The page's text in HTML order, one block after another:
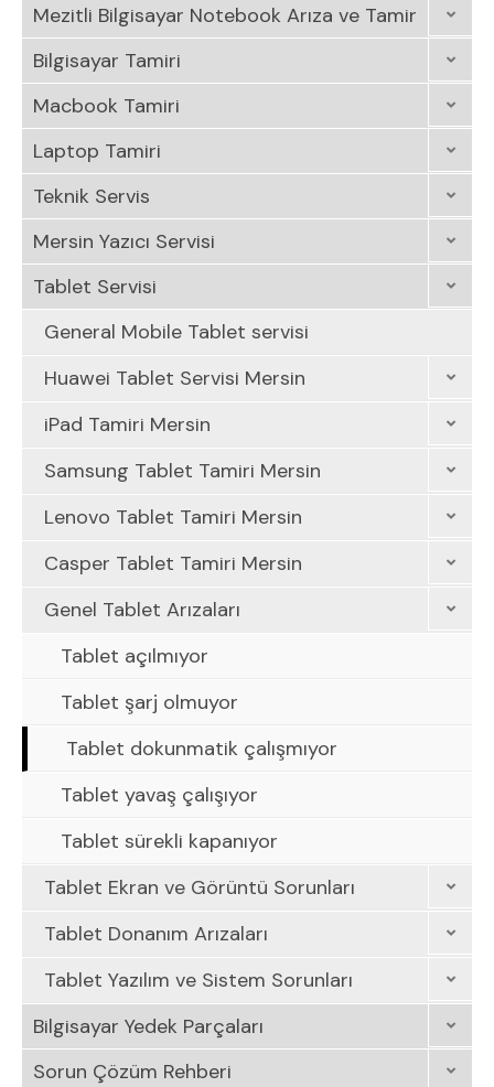
Mezitli Bilgisayar Notebook Arıza ve Tamir
Bilgisayar Tamiri
Macbook Tamiri
Laptop Tamiri
Teknik Servis
Mersin Yazıcı Servisi
Tablet Servisi
General Mobile Tablet servisi
Huawei Tablet Servisi Mersin
iPad Tamiri Mersin
Samsung Tablet Tamiri Mersin
Lenovo Tablet Tamiri Mersin
Casper Tablet Tamiri Mersin
Genel Tablet Arızaları
Tablet açılmıyor
Tablet şarj olmuyor
Tablet dokunmatik çalışmıyor
Tablet yavaş çalışıyor
Tablet sürekli kapanıyor
Tablet Ekran ve Görüntü Sorunları
Tablet Donanım Arızaları
Tablet Yazılım ve Sistem Sorunları
Bilgisayar Yedek Parçaları
Sorun Çözüm Rehberi